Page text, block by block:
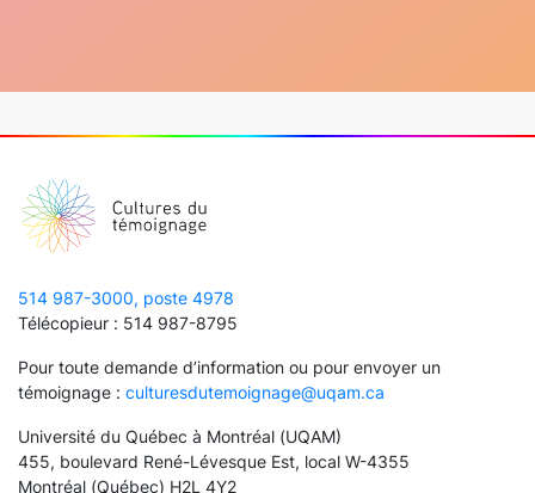
514 987-3000, poste 4978
Télécopieur : 514 987-8795
Pour toute demande d’information ou pour envoyer un
témoignage : culturesdutemoignage@uqam.ca
Université du Québec à Montréal (UQAM)
455, boulevard René-Lévesque Est, local W-4355
Montréal (Québec) H2L 4Y2